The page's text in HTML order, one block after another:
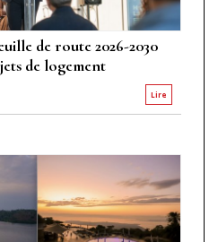
de route 2026-2030
de logement
Lire